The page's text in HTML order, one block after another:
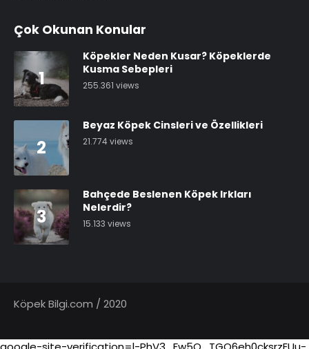
Çok Okunan Konular
1
Köpekler Neden Kusar? Köpeklerde
Kusma Sebepleri
255.361 views
2
Beyaz Köpek Cinsleri ve Özellikleri
21.774 views
3
Bahçede Beslenen Köpek Irkları
Nelerdir?
15.133 views
Köpek Bilgi.com / 2020